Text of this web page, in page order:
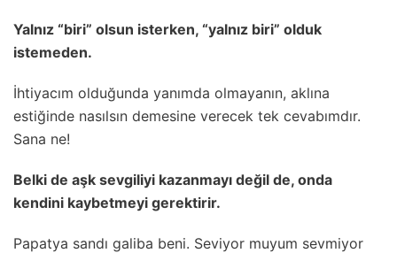
Yalnız “biri” olsun isterken, “yalnız biri” olduk
istemeden.
İhtiyacım olduğunda yanımda olmayanın, aklına
estiğinde nasılsın demesine verecek tek cevabımdır.
Sana ne!
Belki de aşk sevgiliyi kazanmayı değil de, onda
kendini kaybetmeyi gerektirir.
Papatya sandı galiba beni. Seviyor muyum sevmiyor